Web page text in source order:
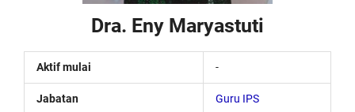
Dra. Eny Maryastuti
Aktif mulai -
Jabatan Guru IPS